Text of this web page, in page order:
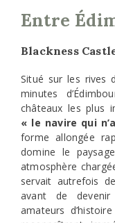
Entre
Blackness
Situé sur les rives
minutes
châteaux les plus
« le navire qui
forme allongée
domine le
atmosphère
servait autrefois
avant de
amateurs